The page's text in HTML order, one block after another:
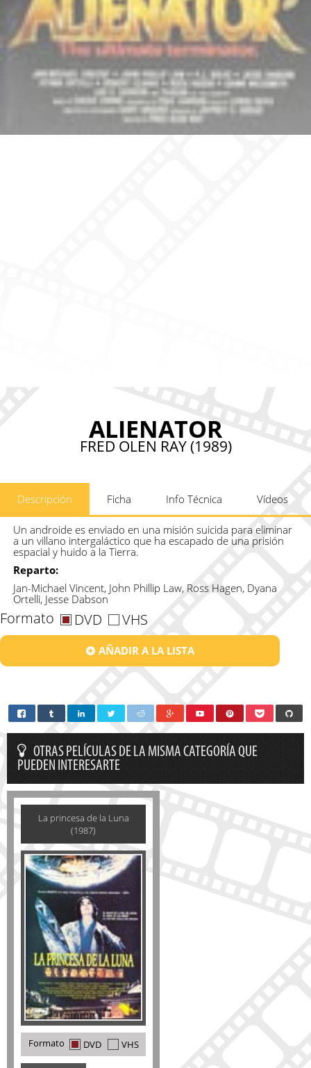
ALIENATOR
FRED OLEN RAY (1989)
Descripción Ficha Info Técnica Vídeos
Un androide es enviado en una misión suicida para eliminar
a un villano intergaláctico que ha escapado de una prisión
espacial y huido a la Tierra.
Reparto:
Jan-Michael Vincent, John Phillip Law, Ross Hagen, Dyana
Ortelli, Jesse Dabson
Formato DVD VHS
AÑADIR A LA LISTA
OTRAS PELÍCULAS DE LA MISMA CATEGORÍA QUE
PUEDEN INTERESARTE
La princesa de la Luna
(1987)
Formato DVD VHS